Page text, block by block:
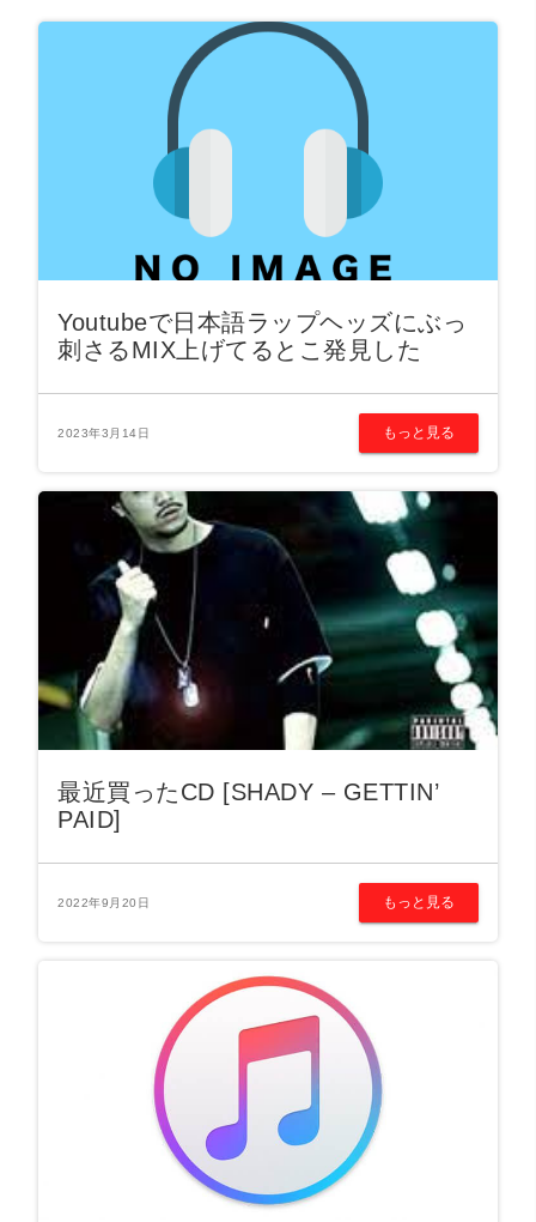
Youtubeで日本語ラップヘッズにぶっ
刺さるMIX上げてるとこ発見した
2023年3月14日 もっと見る
最近買ったCD [SHADY – GETTIN’
PAID]
2022年9月20日 もっと見る